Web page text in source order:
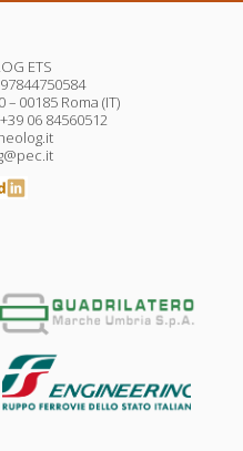
ETS
00185 Roma (IT)
06 84560512